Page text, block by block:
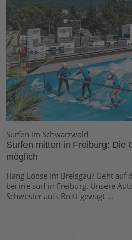
Surfen im Schwarzwald
Surfen mitten in Freiburg: Die
möglich
Hang Loose im Breisgau? Geht auf
bei irie surf in Freiburg. Unsere
Schwester aufs Brett gewagt ...